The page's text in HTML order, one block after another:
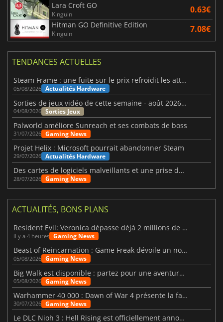
Lara Croft GO
Kinguin 0.63€
Hitman GO Definitive Edition
Kinguin 7.08€
TENDANCES ACTUELLES
Steam Frame : une fuite sur le prix refroidit les attentes VR
05/08/2026 Actualités Hardware
Sorties de jeux vidéo de cette semaine - août 2026 (semaine 32)
04/08/2026 Sorties Jeux
Palworld améliore Sunreach et ses combats de boss
31/07/2026 Gaming News
Projet Helix : Microsoft pourrait abandonner Steam
29/07/2026 Actualités Hardware
Des cartes de logiciels malveillants et une prise de contrôle de Discord ont touché Meccha Chameleon
28/07/2026 Gaming News
ACTUALITÉS, BONS PLANS
Resident Evil: Veronica dépasse déjà 2 millions de wishlists
il y a 4 heures Gaming News
Beast of Reincarnation : Game Freak dévoile un nouveau pari
05/08/2026 Gaming News
Big Walk est disponible : partez pour une aventure entre amis
05/08/2026 Gaming News
Warhammer 40 000 : Dawn of War 4 présente la faction des Nécrons
30/07/2026 Gaming News
Le DLC Nioh 3 : Hell Rising est officiellement annoncé